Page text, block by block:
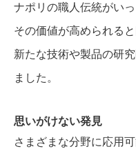
ナポリの職人伝統がいっ
その価値が高められると
新たな技術や製品の研
ました。
思いがけない発見
さまざまな分野に応用可